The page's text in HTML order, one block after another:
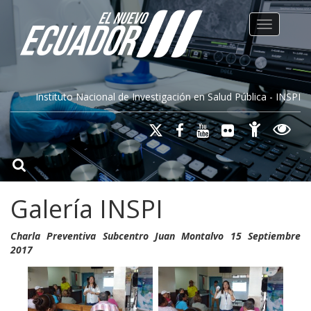
Instituto Nacional de Investigación en Salud Pública - INSPI
Toggle
Galería INSPI
Charla Preventiva Subcentro Juan Montalvo 15 Septiembre
2017